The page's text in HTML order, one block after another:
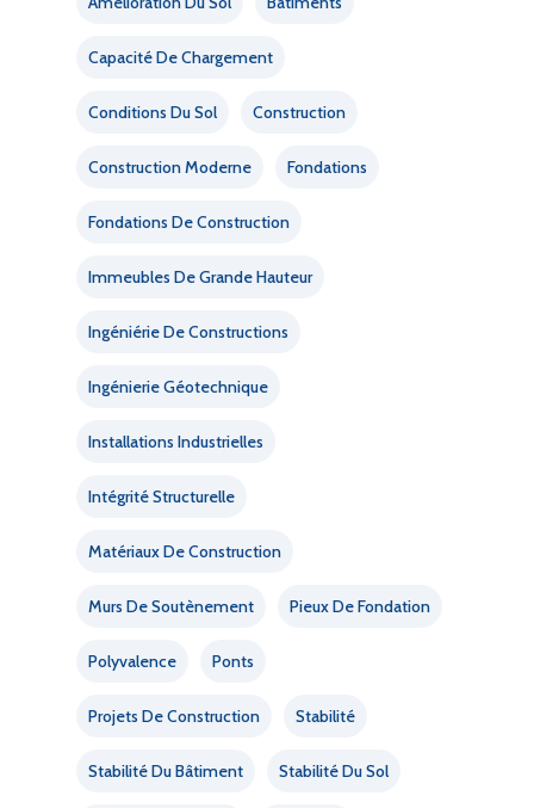
Capacité De Chargement
Conditions Du Sol Construction
Construction Moderne Fondations
Fondations De Construction
Immeubles De Grande Hauteur
Ingéniérie De Constructions
Ingénierie Géotechnique
Installations Industrielles
Intégrité Structurelle
Matériaux De Construction
Murs De Soutènement Pieux De Fondation
Polyvalence Ponts
Projets De Construction Stabilité
Stabilité Du Bâtiment Stabilité Du Sol